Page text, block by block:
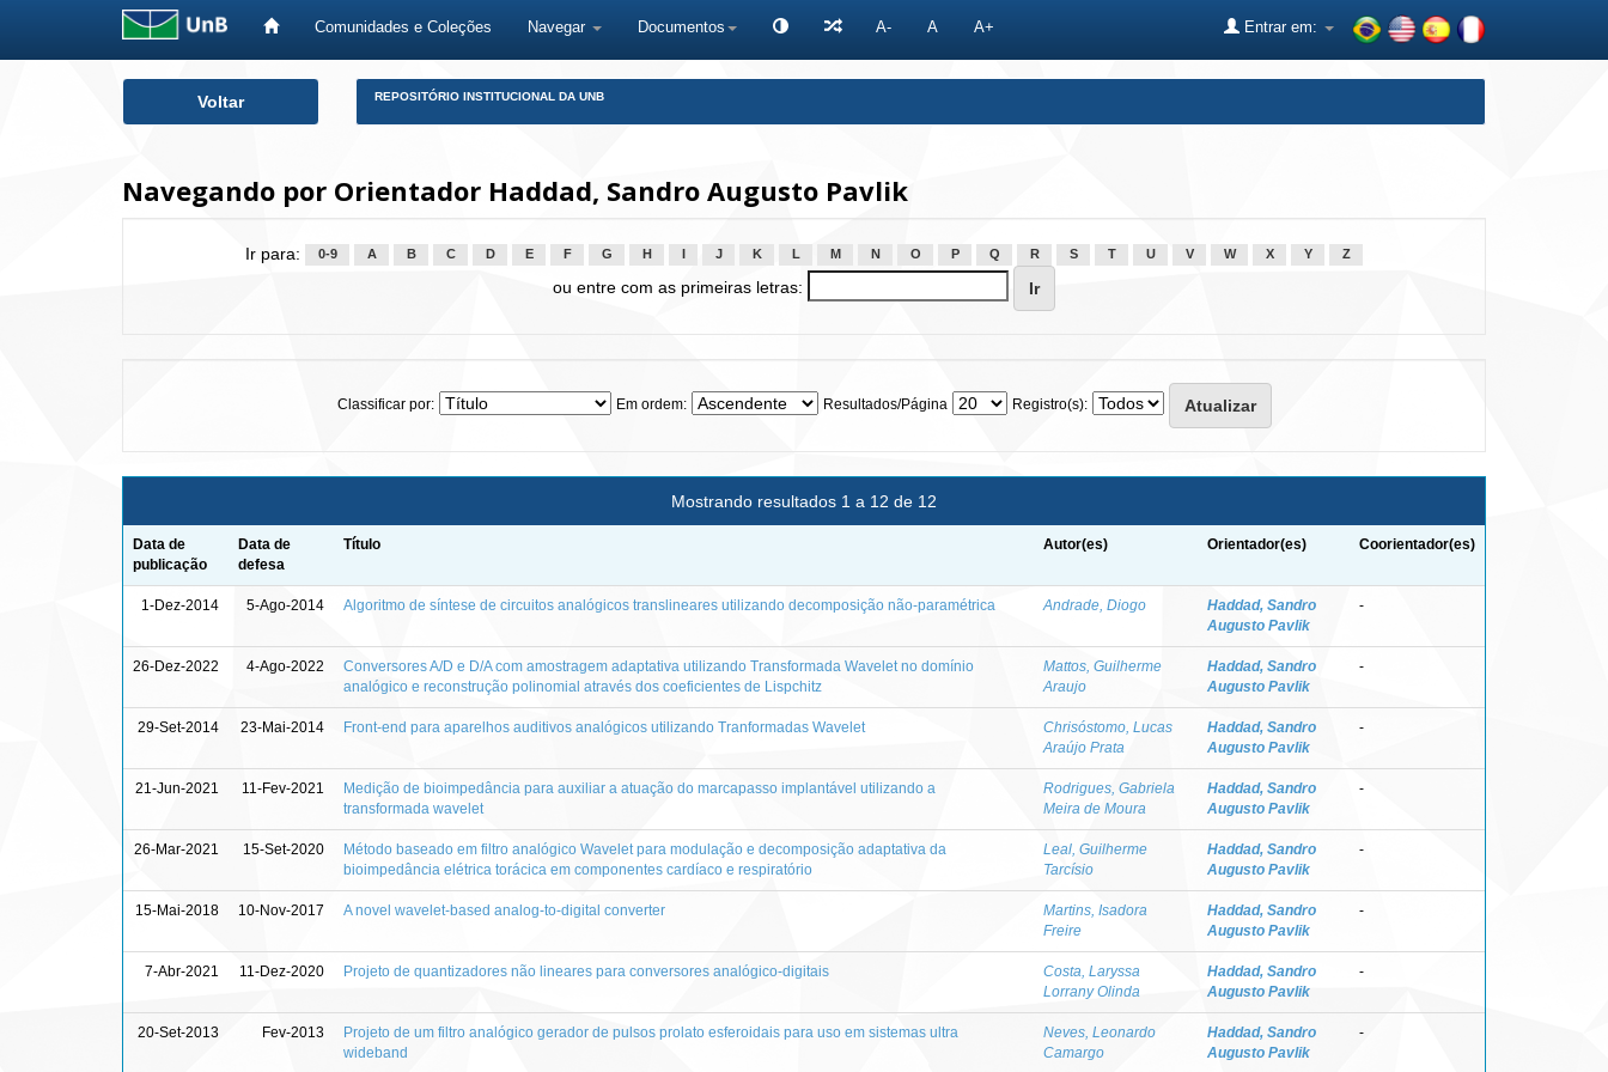
Comunidades e Coleções Navegar Documentos A- A A+ Entrar em:
Voltar REPOSITÓRIO INSTITUCIONAL DA UNB
Navegando por Orientador Haddad, Sandro Augusto Pavlik
Ir para: 0-9 A B C D E F G H J K L M N O P Q R S T U V W X Y Z
ou entre com as primeiras letras:
Classificar por: Em ordem: Resultados/Página Registro(s):
Mostrando resultados 1 a 12 de 12
Data de
publicação
Data de
defesa
Título Autor(es) Orientador(es) Coorientador(es)
1-Dez-2014 5-Ago-2014 Algoritmo de síntese de circuitos analógicos translineares utilizando decomposição não-paramétrica Andrade, Diogo
Haddad, Sandro
Augusto Pavlik
-
26-Dez-2022 4-Ago-2022
Conversores A/D e D/A com amostragem adaptativa utilizando Transformada Wavelet no domínio
analógico e reconstrução polinomial através dos coeficientes de Lispchitz
Mattos, Guilherme
Araujo
Haddad, Sandro
Augusto Pavlik
-
29-Set-2014 23-Mai-2014 Front-end para aparelhos auditivos analógicos utilizando Tranformadas Wavelet
Chrisóstomo, Lucas
Araújo Prata
Haddad, Sandro
Augusto Pavlik
-
21-Jun-2021 11-Fev-2021
Medição de bioimpedância para auxiliar a atuação do marcapasso implantável utilizando a
transformada wavelet
Rodrigues, Gabriela
Meira de Moura
Haddad, Sandro
Augusto Pavlik
-
26-Mar-2021 15-Set-2020
Método baseado em filtro analógico Wavelet para modulação e decomposição adaptativa da
bioimpedância elétrica torácica em componentes cardíaco e respiratório
Leal, Guilherme
Tarcísio
Haddad, Sandro
Augusto Pavlik
-
15-Mai-2018 10-Nov-2017 A novel wavelet-based analog-to-digital converter
Martins, Isadora
Freire
Haddad, Sandro
Augusto Pavlik
-
7-Abr-2021 11-Dez-2020 Projeto de quantizadores não lineares para conversores analógico-digitais
Costa, Laryssa
Lorrany Olinda
Haddad, Sandro
Augusto Pavlik
-
20-Set-2013 Fev-2013
Projeto de um filtro analógico gerador de pulsos prolato esferoidais para uso em sistemas ultra
wideband
Neves, Leonardo
Camargo
Haddad, Sandro
Augusto Pavlik
-